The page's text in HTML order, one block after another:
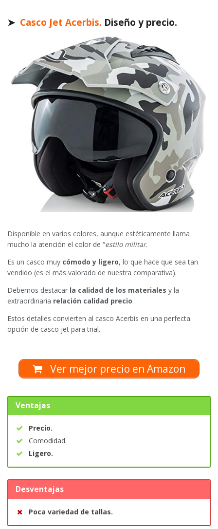
➤ Casco Jet Acerbis. Diseño y precio.
Disponible en varios colores, aunque estéticamente llama
mucho la atención el color de “estilo militar.
Es un casco muy cómodo y ligero, lo que hace que sea tan
vendido (es el más valorado de nuestra comparativa).
Debemos destacar la calidad de los materiales y la
extraordinaria relación calidad precio.
Estos detalles convierten al casco Acerbis en una perfecta
opción de casco jet para trial.
Ver mejor precio en Amazon
Ventajas
Precio.
Comodidad.
Ligero.
Desventajas
Poca variedad de tallas.